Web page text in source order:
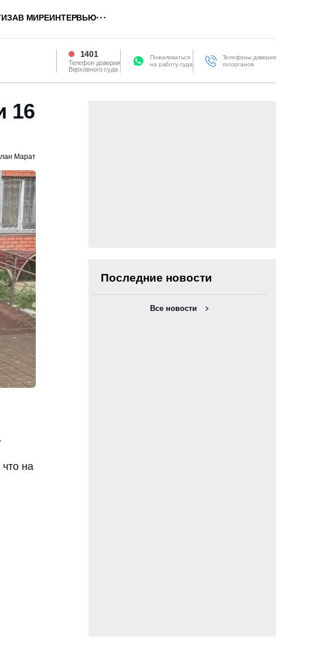
В МИРЕИНТЕРВЬЮ
1401
Телефон доверия
Верховного суда
Пожаловаться
на работу суда
Телефоны доверия
госорганов
16
Марат
на
Последние новости
Все новости